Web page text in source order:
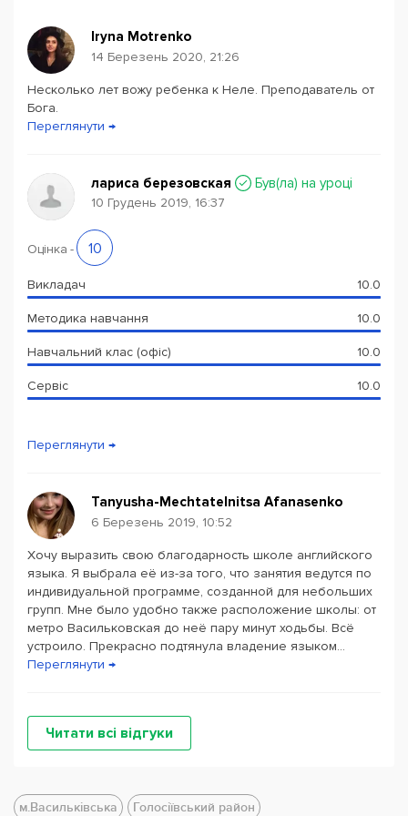
Powered by Leaflet— © Google 2026
Iryna Motrenko
14 Березень 2020, 21:26
Несколько лет вожу ребенка к Неле. Преподаватель от
Бога.
Переглянути →
лариса березовская Був(ла) на уроці
10 Грудень 2019, 16:37
Оцінка - 10
Викладач 10.0
Методика навчання 10.0
Навчальний клас (офіс) 10.0
Сервіс 10.0
Переглянути →
Tanyusha-Mechtatelnitsa Afanasenko
6 Березень 2019, 10:52
Хочу выразить свою благодарность школе английского
языка. Я выбрала её из-за того, что занятия ведутся по
индивидуальной программе, созданной для небольших
групп. Мне было удобно также расположение школы: от
метро Васильковская до неё пару минут ходьбы. Всё
устроило. Прекрасно подтянула владение языком...
Переглянути →
Читати всі відгуки
м.Васильківська
Голосіївський район